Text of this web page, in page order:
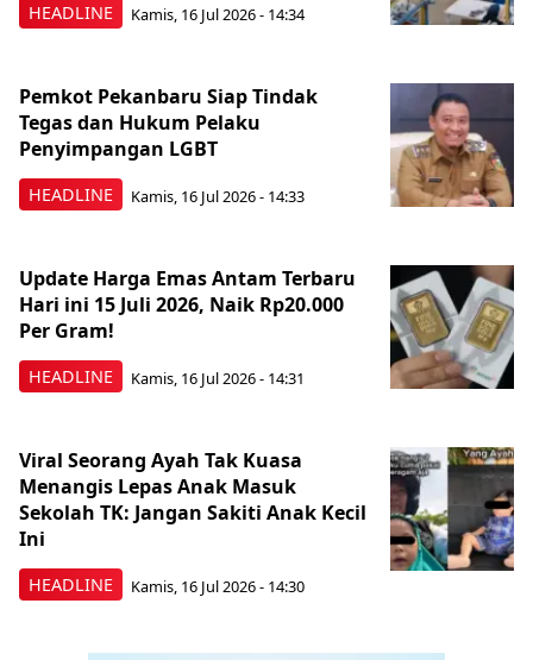
HEADLINE Kamis, 16 Jul 2026 - 14:34
HEADLINE
Pemkot Pekanbaru Siap Tindak
Tegas dan Hukum Pelaku
Penyimpangan LGBT
Kamis, 16 Jul 2026 - 14:33
HEADLINE
Update Harga Emas Antam Terbaru
Hari ini 15 Juli 2026, Naik Rp20.000
Per Gram!
Kamis, 16 Jul 2026 - 14:31
HEADLINE
Viral Seorang Ayah Tak Kuasa
Menangis Lepas Anak Masuk
Sekolah TK: Jangan Sakiti Anak Kecil
Ini
Kamis, 16 Jul 2026 - 14:30